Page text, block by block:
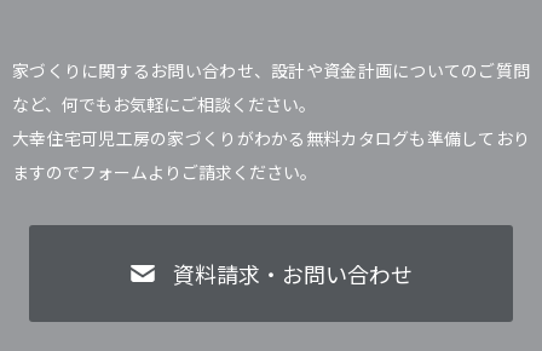
家づくりに関するお問い合わせ、設計や資金計画についてのご質問
など、何でもお気軽にご相談ください。
大幸住宅可児工房の家づくりがわかる無料カタログも準備しており
ますのでフォームよりご請求ください。
資料請求・お問い合わせ